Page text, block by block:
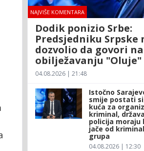
NAJVIŠE KOMENTARA
Dodik ponizio Srbe:
Predsjedniku Srpske
dozvolio da govori na
obilježavanju "Oluje"
04.08.2026 | 21:48
Istočno
smije postati
kuća za
kriminal,
policija moraju
jače od
grupa
04.08.2026 | 12:30